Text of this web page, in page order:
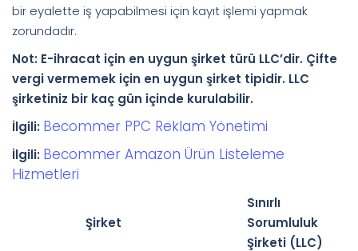
bir eyalette iş yapabilmesi için kayıt işlemi yapmak
zorundadır.
Not: E-ihracat için en uygun şirket türü LLC’dir. Çifte
vergi vermemek için en uygun şirket tipidir. LLC
şirketiniz bir kaç gün içinde kurulabilir.
İlgili: Becommer PPC Reklam Yönetimi
İlgili: Becommer Amazon Ürün Listeleme
Hizmetleri
Şirket
Sınırlı
Sorumluluk
Şirketi (LLC)